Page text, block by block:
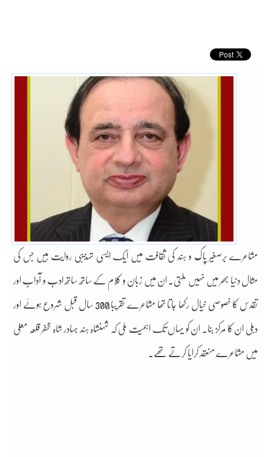
مشاعرے برصغیر پاک و ہند کی ثقافت میں ایک ایسی تہذیبی روایت ہیں جس کی
مثال دنیا بھر میں نہیں ملتی۔ ان میں زبان و کلام کے ساتھ ساتھ ادب و آداب اور
تقدس کا خصوصی خیال رکھا جاتا تھا مشاعرے تقریبا ً300 سال قبل شروع ہوئے اور
دہلی ان کا مرکز بنا۔ ان کو یہاں تک اہمیت ملی کہ شہنشاہ ہند بہادر شاہ ظفر قلعہ معلی
میں مشاعرے منعقد کرایا کرتے تھے۔